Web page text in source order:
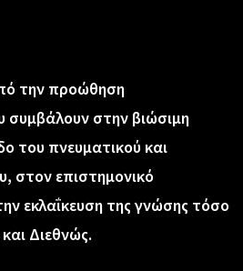
την προώθηση
στην βιώσιμη
του πνευματικού και
στον επιστημονικό
εκλαΐκευση της γνώσης τόσο
Διεθνώς.